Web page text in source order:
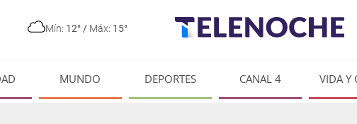
Mín: 12° / Máx: 15°
MUNDO DEPORTES CANAL 4 VIDA Y